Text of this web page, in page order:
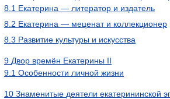
8 1 Екатерина — литератор и издатель
8 2 Екатерина — меценат и коллекционер
8 3 Развитие культуры и искусства
9 Двор времён Екатерины II
9 1 Особенности личной жизни
10 Знаменитые деятели екатерининской